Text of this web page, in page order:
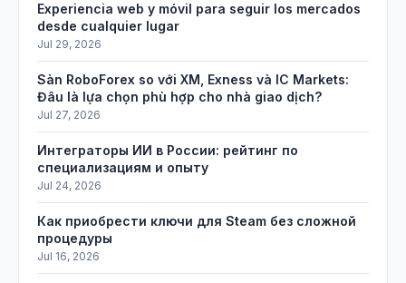
Experiencia web y móvil para seguir los mercados
desde cualquier lugar
Jul 29, 2026
Sàn RoboForex so với XM, Exness và IC Markets:
Đâu là lựa chọn phù hợp cho nhà giao dịch?
Jul 27, 2026
Интеграторы ИИ в России: рейтинг по
специализациям и опыту
Jul 24, 2026
Как приобрести ключи для Steam без сложной
процедуры
Jul 16, 2026